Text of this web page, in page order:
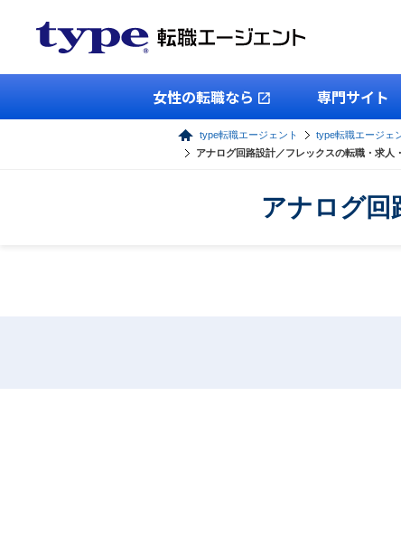
女性の転職なら 専門サイト
type転職エージェント type転職エージェ
アナログ回路設計／フレックスの転職・求人
アナログ回